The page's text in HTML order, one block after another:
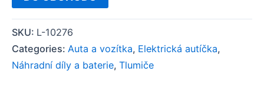
SKU: L-10276
Categories: Auta a vozítka, Elektrická autíčka,
Náhradní díly a baterie, Tlumiče